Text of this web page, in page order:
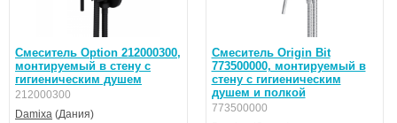
Смеситель Option 212000300,
монтируемый в стену с
гигиеническим душем
212000300
Damixa (Дания)
Смеситель Origin Bit
773500000, монтируемый в
стену с гигиеническим
душем и полкой
773500000